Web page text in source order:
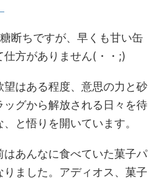
断ちですが、早くも甘い缶
仕方がありません(・・;)
望はある程度、意思の力と砂
グから解放される日々を待
と悟りを開いています。
あんなに食べていた菓子パ
りました。アディオス、菓子